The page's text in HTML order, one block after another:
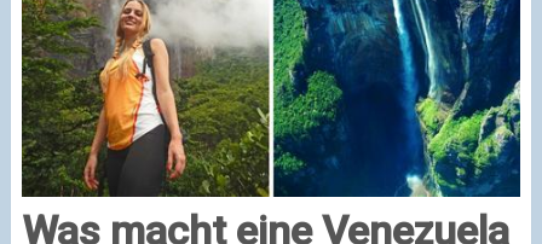
Was macht eine Venezuela